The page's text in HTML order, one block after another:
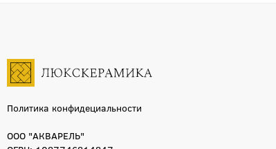
Политика конфидециальности
ООО "АКВАРЕЛЬ"